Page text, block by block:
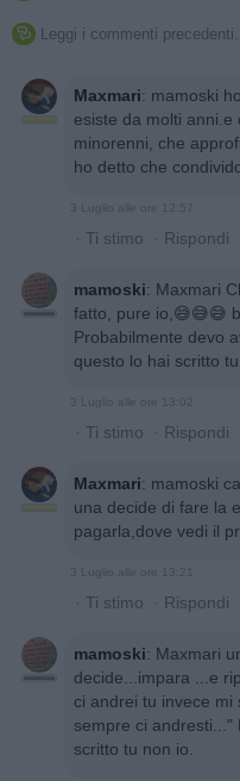
 Leggi i commenti precedenti...
Maxmari: mamoski
esiste da molti
minorenni, che
ho detto che
3 Luglio alle ore 12:57
· Ti stimo · Rispondi
mamoski: Maxmari
fatto, pure io,😅😅😅
Probabilmente devo
questo lo hai scritto
· Ti stimo · Rispondi
Maxmari: mamoski
una decide di fare la
pagarla,dove vedi il
· Ti stimo · Rispondi
mamoski: Maxmari
decide...impara ...e
ci andrei tu invece
sempre ci andresti..."
scritto tu non io.